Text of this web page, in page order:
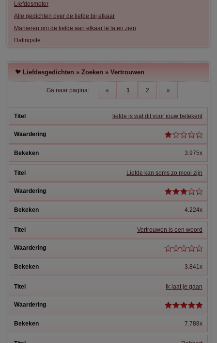
Liefdesmeter
Alle gedichten over de liefde bij elkaar
Manieren om de liefde aan elkaar te laten zien
Datingsite
Liefdesgedichten » Zoeken » Vertrouwen
Ga naar pagina: « 1 2 »
liefde is wat dit voor jouw betekent
3.975x
Liefde kan soms zo mooi zijn
4.224x
Vertrouwen is een woord
3.841x
Ik laat je gaan
7.788x